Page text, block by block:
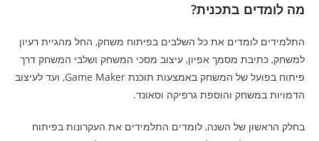
מה לומדים בתכנית?
התלמידים לומדים את כל השלבים בפיתוח משחק, החל מהגיית רעיון
למשחק, כתיבת מסמך אפיון, עיצוב מסכי המשחק ושלבי המשחק דרך
פיתוח בפועל של המשחק באמצעות תוכנת Game Maker, ועד לעיצוב
הדמויות במשחק והוספת גרפיקה וסאונד.
בחלק הראשון של השנה, לומדים התלמידים את העקרונות בפיתוח